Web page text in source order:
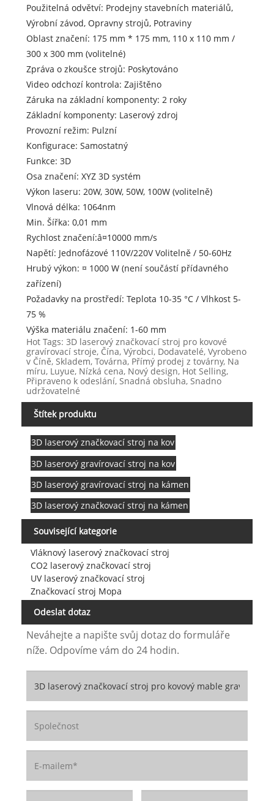
Použitelná odvětví: Prodejny stavebních materiálů,
Výrobní závod, Opravny strojů, Potraviny
Oblast značení: 175 mm * 175 mm, 110 x 110 mm /
300 x 300 mm (volitelné)
Zpráva o zkoušce strojů: Poskytováno
Video odchozí kontrola: Zajištěno
Záruka na základní komponenty: 2 roky
Základní komponenty: Laserový zdroj
Provozní režim: Pulzní
Konfigurace: Samostatný
Funkce: 3D
Osa značení: XYZ 3D systém
Výkon laseru: 20W, 30W, 50W, 100W (volitelně)
Vlnová délka: 1064nm
Min. Šířka: 0,01 mm
Rychlost značení:â¤10000 mm/s
Napětí: Jednofázové 110V/220V Volitelně / 50-60Hz
Hrubý výkon: ¤ 1000 W (není součástí přídavného
zařízení)
Požadavky na prostředí: Teplota 10-35 °C / Vlhkost 5-
75 %
Výška materiálu značení: 1-60 mm
Hot Tags: 3D laserový značkovací stroj pro kovové
gravírovací stroje, Čína, Výrobci, Dodavatelé, Vyrobeno
v Číně, Skladem, Továrna, Přímý prodej z továrny, Na
míru, Luyue, Nízká cena, Nový design, Hot Selling,
Připraveno k odeslání, Snadná obsluha, Snadno
udržovatelné
Štítek produktu
3D laserový značkovací stroj na kov
3D laserový gravírovací stroj na kov
3D laserový gravírovací stroj na kámen
3D laserový značkovací stroj na kámen
Související kategorie
Vláknový laserový značkovací stroj
CO2 laserový značkovací stroj
UV laserový značkovací stroj
Značkovací stroj Mopa
Odeslat dotaz
Neváhejte a napište svůj dotaz do formuláře
níže. Odpovíme vám do 24 hodin.